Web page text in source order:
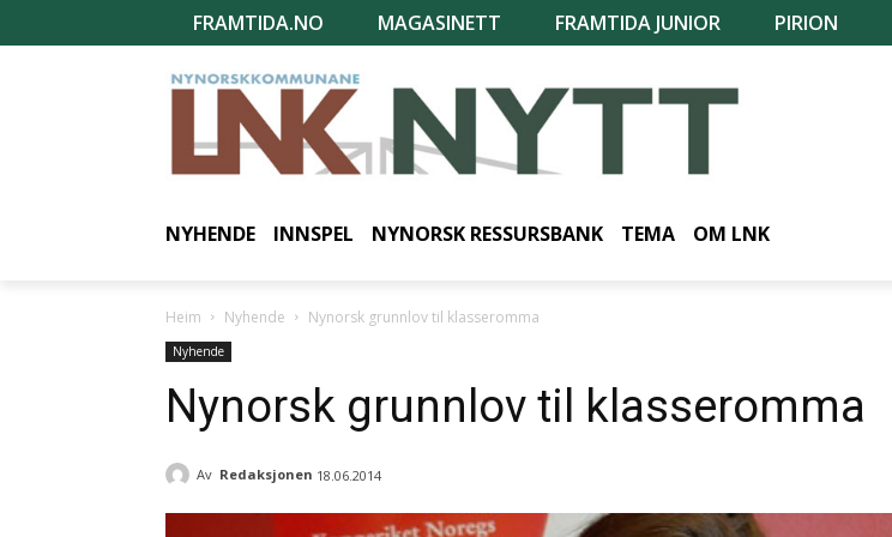
FRAMTIDA.NO MAGASINETT FRAMTIDA JUNIOR PIRION
NYHENDE INNSPEL NYNORSK RESSURSBANK TEMA OM LNK
Heim Nyhende Nynorsk grunnlov til klasseromma
Nyhende
Nynorsk grunnlov til klasseromma
Av Redaksjonen 18.06.2014